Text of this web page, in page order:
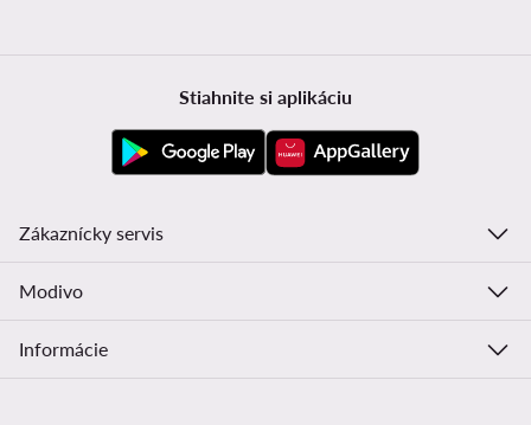
Stiahnite si aplikáciu
Zákaznícky servis
Modivo
Informácie